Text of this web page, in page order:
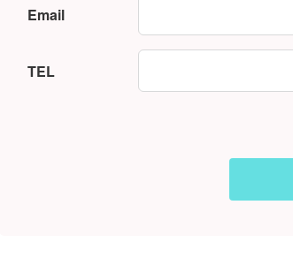
Email
TEL